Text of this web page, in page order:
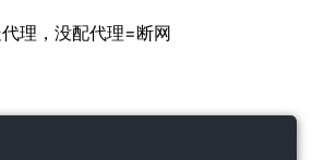
代理，没配代理=断网